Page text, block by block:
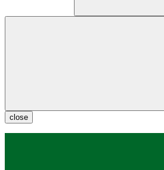
close